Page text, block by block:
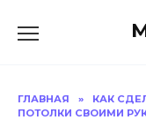
ГЛАВНАЯ »
КАК
ПОТОЛКИ СВОИМИ